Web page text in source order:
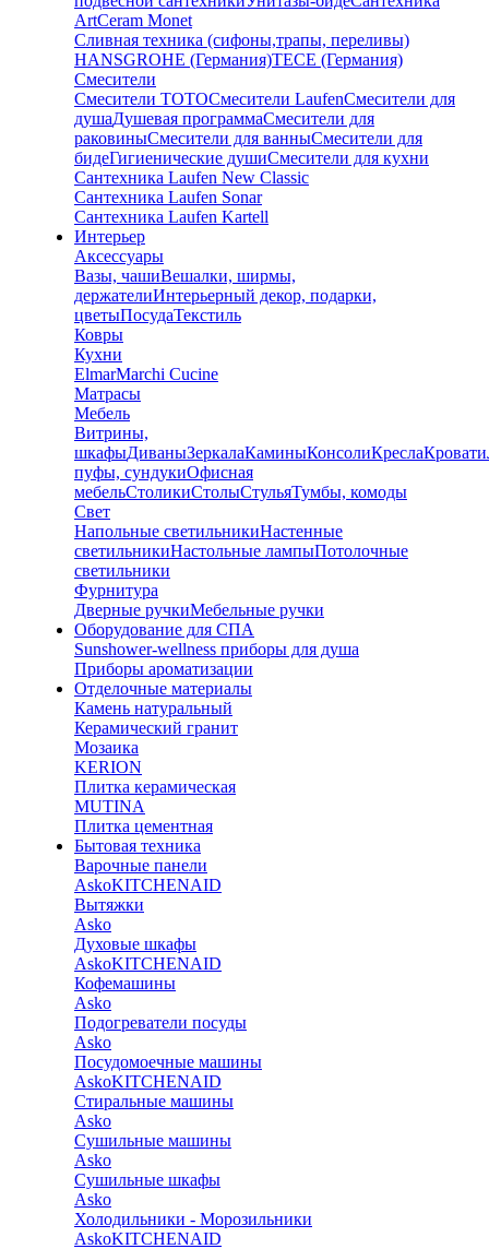
ArtCeram Monet
Сливная техника (сифоны,трапы, переливы)
HANSGROHE (Германия)TECE (Германия)
Смесители
Смесители TOTOСмесители LaufenСмесители для
душаДушевая программаСмесители для
раковиныСмесители для ванныСмесители для
бидеГигиенические душиСмесители для кухни
Сантехника Laufen New Classic
Сантехника Laufen Sonar
Сантехника Laufen Kartell
Интерьер
Аксессуары
Вазы, чашиВешалки, ширмы,
держателиИнтерьерный декор, подарки,
цветыПосудаТекстиль
Ковры
Кухни
ElmarMarchi Cucine
Матрасы
Мебель
Витрины,
шкафыДиваныЗеркалаКаминыКонсолиКреслаКровати
пуфы, сундукиОфисная
мебельСтоликиСтолыСтульяТумбы, комоды
Свет
Напольные светильникиНастенные
светильникиНастольные лампыПотолочные
светильники
Фурнитура
Дверные ручкиМебельные ручки
Оборудование для СПА
Sunshower-wellness приборы для душа
Приборы ароматизации
Отделочные материалы
Камень натуральный
Керамический гранит
Мозаика
KERION
Плитка керамическая
MUTINA
Плитка цементная
Бытовая техника
Варочные панели
AskoKITCHENAID
Вытяжки
Asko
Духовые шкафы
AskoKITCHENAID
Кофемашины
Asko
Подогреватели посуды
Asko
Посудомоечные машины
AskoKITCHENAID
Стиральные машины
Asko
Сушильные машины
Asko
Сушильные шкафы
Asko
Холодильники - Морозильники
AskoKITCHENAID